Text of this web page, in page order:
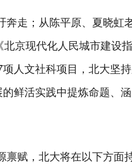
走；从陈平原、夏晓虹
京现代化人民城市建设
人文社科项目，北大坚
鲜活实践中提炼命题、
赋，北大将在以下方面